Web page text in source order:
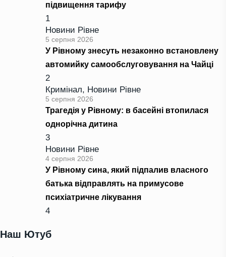
підвищення тарифу
1
Новини Рівне
5 серпня 2026
У Рівному знесуть незаконно встановлену
автомийку самообслуговування на Чайці
2
Кримінал, Новини Рівне
5 серпня 2026
Трагедія у Рівному: в басейні втопилася
однорічна дитина
3
Новини Рівне
4 серпня 2026
У Рівному сина, який підпалив власного
батька відправлять на примусове
психіатричне лікування
4
Наш Ютуб